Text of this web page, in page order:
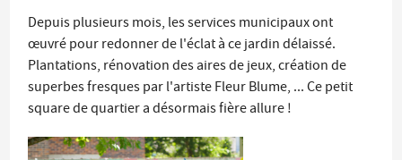
Depuis plusieurs mois, les services municipaux ont
œuvré pour redonner de l'éclat à ce jardin délaissé.
Plantations, rénovation des aires de jeux, création de
superbes fresques par l'artiste Fleur Blume, ... Ce petit
square de quartier a désormais fière allure !